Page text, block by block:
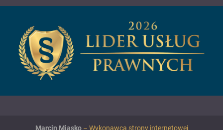
Marcin Miąsko– Wykonawca strony internetowej